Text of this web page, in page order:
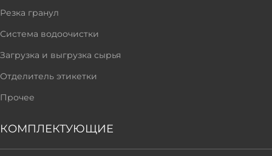
Резка гранул
Система водоочистки
Загрузка и выгрузка сырья
Отделитель этикетки
Прочее
КОМПЛЕКТУЮЩИЕ